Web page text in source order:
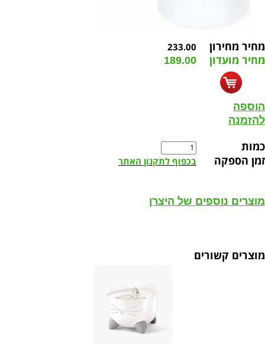
מחיר מחירון 233.00
מחיר מועדון 189.00
הוספה
להזמנה
כמות
זמן הספקה
בכפוף לתקנון האתר
מוצרים נוספים של היצרן
מוצרים קשורים